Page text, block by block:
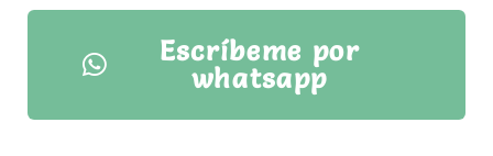
Escríbeme por
whatsapp